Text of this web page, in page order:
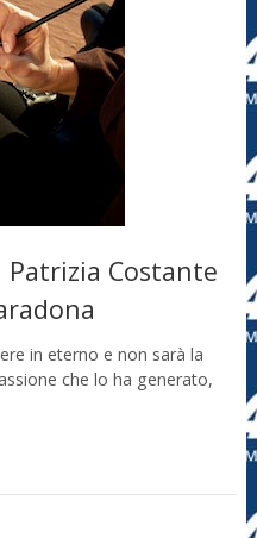
Patrizia Costante
in eterno e non sarà la
che lo ha generato,